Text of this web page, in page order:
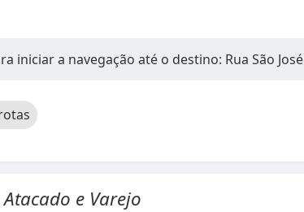
iniciar a navegação até o destino: Rua São José
Atacado e Varejo